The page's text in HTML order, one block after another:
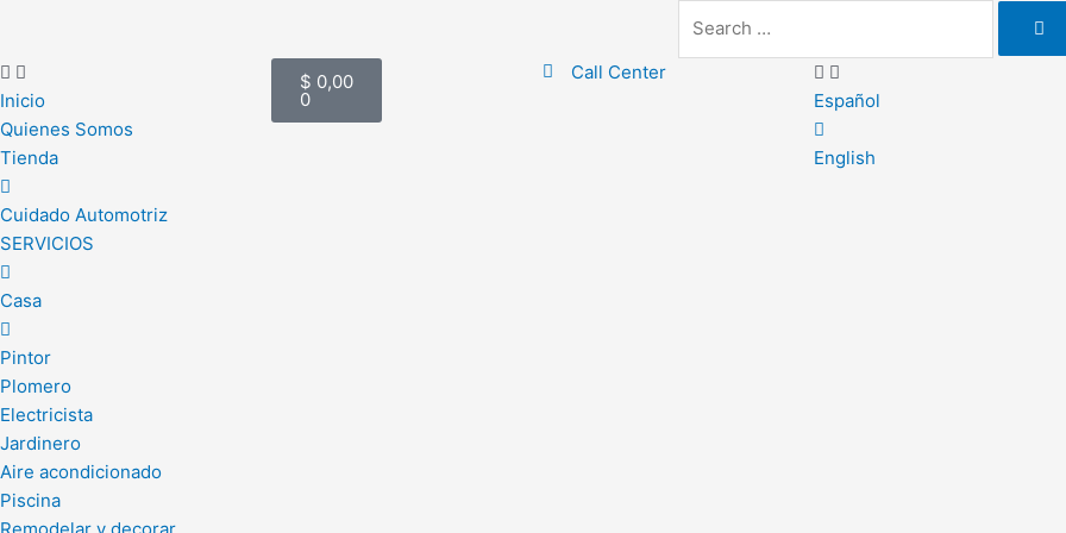
contenido
Inicio
Quienes Somos
Tienda
Cuidado Automotriz
SERVICIOS
Casa
Pintor
Plomero
Electricista
Jardinero
Aire acondicionado
Piscina
Remodelar y decorar
$ 0,00
0
Cart
Call Center
Español
English